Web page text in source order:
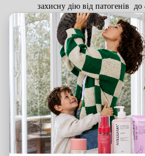
захисну дію від патогенів до
§Гіпоалергеннийта б
§Надаєпомірний
§Форма випуску у вигляді
допомагає уникнути зайвих
Застосування:
При дерматиті: використовувати у
обробляти уражену ділянку
При наявності ран, подряпин:
на добу.
Ротова порожнина: для